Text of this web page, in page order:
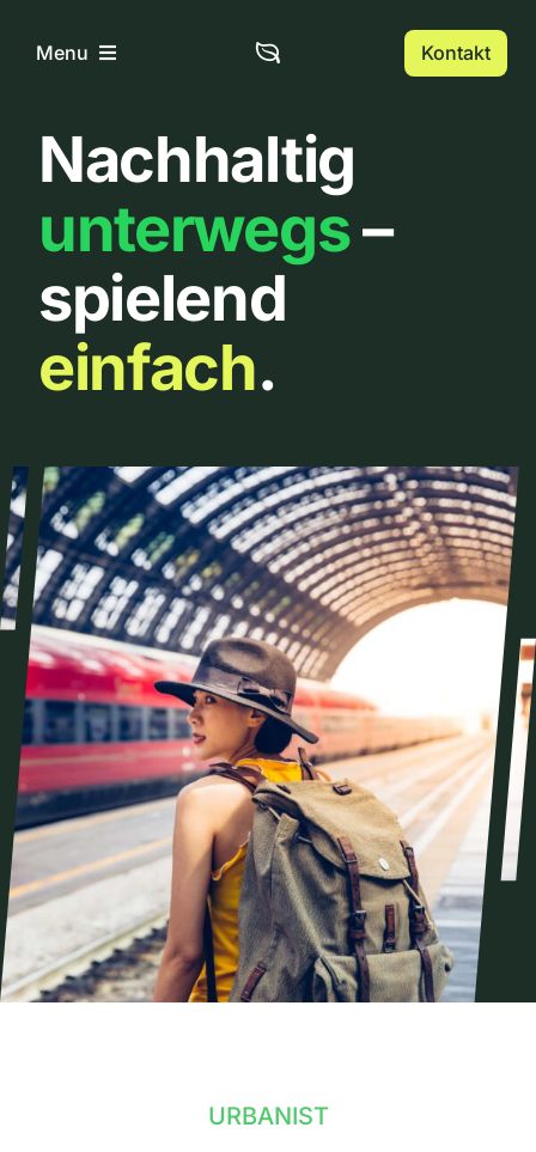
InhaltMenu
Home
Über uns
Urbanlist
Kontakt
Nachhaltig
unterwegs–
spielend
einfach.
URBANIST